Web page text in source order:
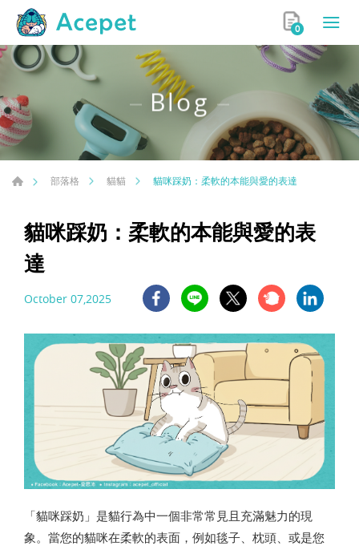
0
Blog
部落格 貓貓 貓咪踩奶：柔軟的本能與愛的表達
貓咪踩奶：柔軟的本能與愛的表
達
October 07,2025
「貓咪踩奶」是貓行為中一個非常常見且充滿魅力的現
象。當您的貓咪在柔軟的表面，例如毯子、枕頭、或是您